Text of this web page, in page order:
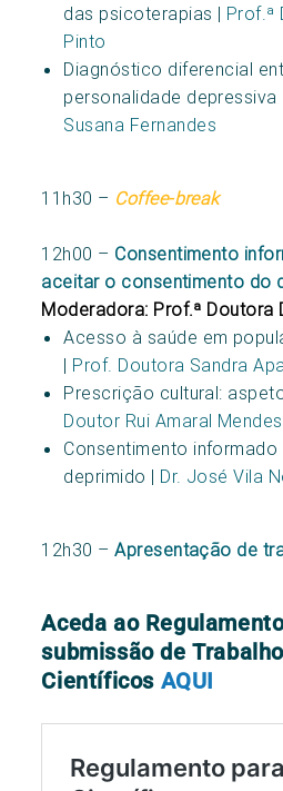
das psicoterapias | Prof.ª
Pinto
Diagnóstico diferencial
personalidade depressiva |
Susana Fernandes
11h30 – Coffee-break
12h00 – Consentimento
aceitar o consentimento do
Moderadora: Prof.ª Doutora
Acesso à saúde em
| Prof. Doutora Sandra
Prescrição cultural:
Doutor Rui Amaral Mendes
Consentimento
deprimido | Dr. José Vila
12h30 –Apresentação de
Aceda ao
submissão de
Científicos AQUI